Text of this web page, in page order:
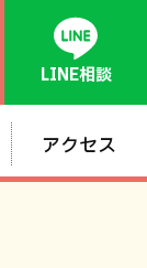
LINE相談
アクセス